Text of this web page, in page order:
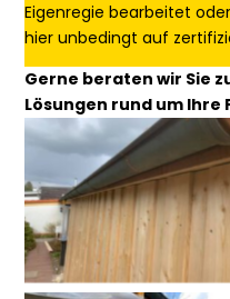
Eigenregie bearbeitet
hier unbedingt auf
Gerne beraten wir Sie
Lösungen rund um Ihre